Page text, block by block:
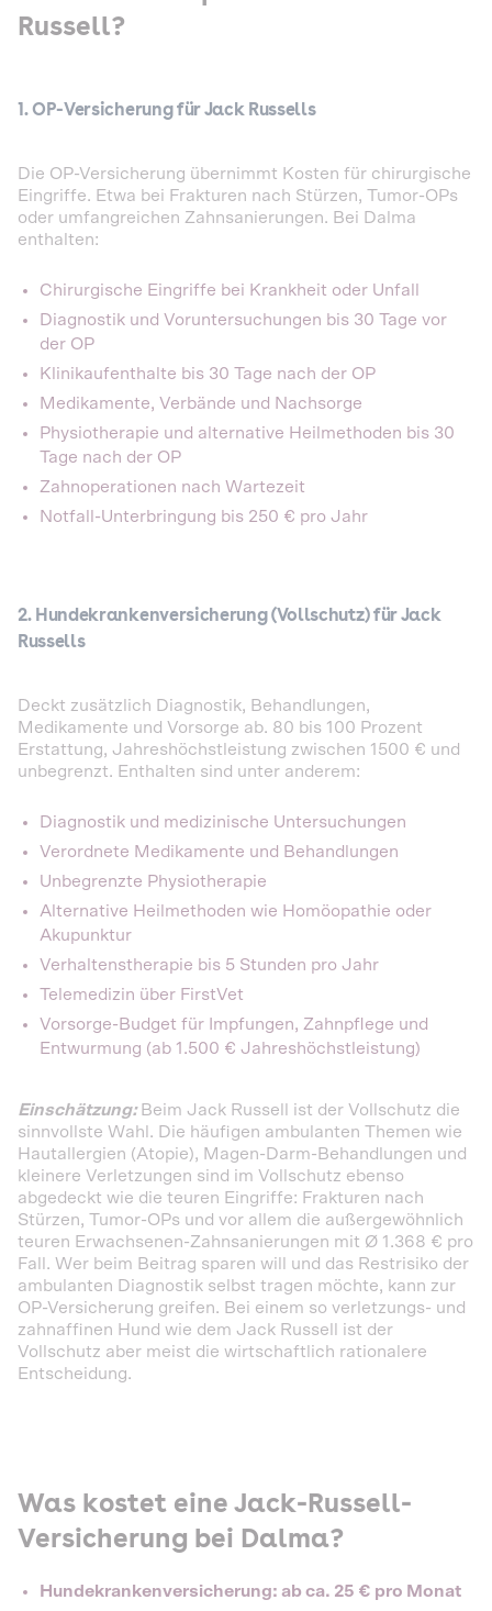
Russell?
1. OP-Versicherung für Jack Russells
Die OP-Versicherung übernimmt Kosten für chirurgische
Eingriffe. Etwa bei Frakturen nach Stürzen, Tumor-OPs
oder umfangreichen Zahnsanierungen. Bei Dalma
enthalten:
Chirurgische Eingriffe bei Krankheit oder Unfall
Diagnostik und Voruntersuchungen bis 30 Tage vor
der OP
Klinikaufenthalte bis 30 Tage nach der OP
Medikamente, Verbände und Nachsorge
Physiotherapie und alternative Heilmethoden bis 30
Tage nach der OP
Zahnoperationen nach Wartezeit
Notfall-Unterbringung bis 250 € pro Jahr
2. Hundekrankenversicherung (Vollschutz) für Jack
Russells
Deckt zusätzlich Diagnostik, Behandlungen,
Medikamente und Vorsorge ab. 80 bis 100 Prozent
Erstattung, Jahreshöchstleistung zwischen 1500 € und
unbegrenzt. Enthalten sind unter anderem:
Diagnostik und medizinische Untersuchungen
Verordnete Medikamente und Behandlungen
Unbegrenzte Physiotherapie
Alternative Heilmethoden wie Homöopathie oder
Akupunktur
Verhaltenstherapie bis 5 Stunden pro Jahr
Telemedizin über FirstVet
Vorsorge-Budget für Impfungen, Zahnpflege und
Entwurmung (ab 1.500 € Jahreshöchstleistung)
Einschätzung: Beim Jack Russell ist der Vollschutz die
sinnvollste Wahl. Die häufigen ambulanten Themen wie
Hautallergien (Atopie), Magen-Darm-Behandlungen und
kleinere Verletzungen sind im Vollschutz ebenso
abgedeckt wie die teuren Eingriffe: Frakturen nach
Stürzen, Tumor-OPs und vor allem die außergewöhnlich
teuren Erwachsenen-Zahnsanierungen mit Ø 1.368 € pro
Fall. Wer beim Beitrag sparen will und das Restrisiko der
ambulanten Diagnostik selbst tragen möchte, kann zur
OP-Versicherung greifen. Bei einem so verletzungs- und
zahnaffinen Hund wie dem Jack Russell ist der
Vollschutz aber meist die wirtschaftlich rationalere
Entscheidung.
Was kostet eine Jack-Russell-
Versicherung bei Dalma?
Hundekrankenversicherung: ab ca. 25 € pro Monat